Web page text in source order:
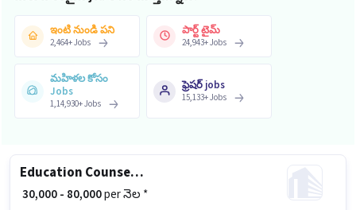
ఇంటి నుండి పని
2,464+Jobs
పార్ట్ టైమ్
24,943+Jobs
మహిళల కోసం
Jobs
1,14,930+Jobs
ఫ్రెషర్ jobs
15,133+Jobs
Education Counsellor Manager
₹ 30,000 - 80,000per నెల *